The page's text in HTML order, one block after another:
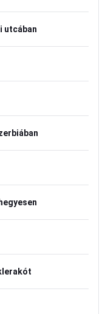
utcában